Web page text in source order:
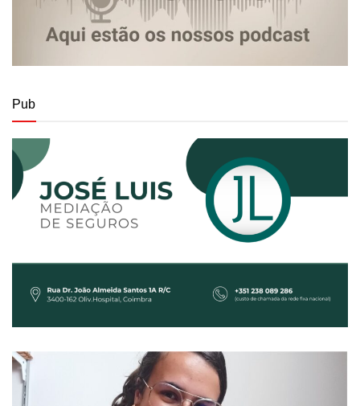
Pub